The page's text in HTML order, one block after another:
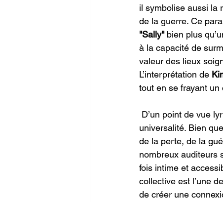
il symbolise aussi la
de la guerre. Ce
''Sally'' bien plus
à la capacité de
valeur des lieux
L’interprétation de
tout en se frayant un
D’un point de vue
universalité. Bien
de la perte, de la
nombreux auditeurs
fois intime et
collective est l’une
de créer une